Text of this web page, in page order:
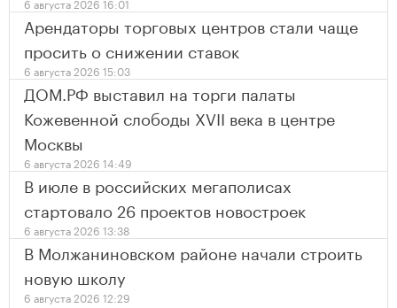
Арендаторы торговых центров стали чаще
просить о снижении ставок
6 августа 2026 15:03
ДОМ.РФ выставил на торги палаты
Кожевенной слободы XVII века в центре
Москвы
6 августа 2026 14:49
В июле в российских мегаполисах
стартовало 26 проектов новостроек
6 августа 2026 13:38
В Молжаниновском районе начали строить
новую школу
6 августа 2026 12:29